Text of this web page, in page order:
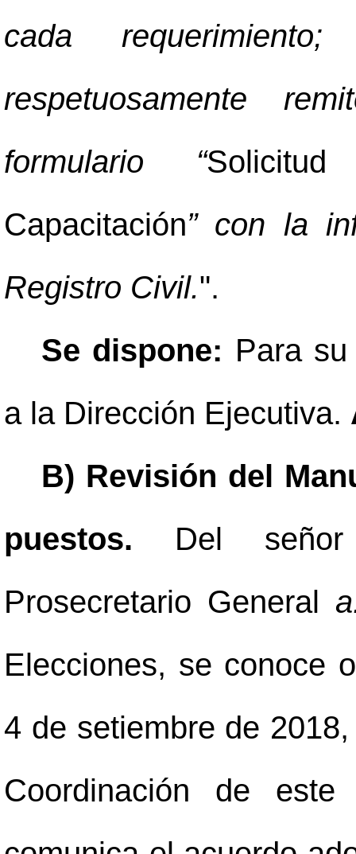
cada
respetuosamente
formulario “
Capacitación” con la
Registro Civil.".
Se dispone: Para
a la Dirección Ejecutiva.
B) Revisión del
puestos. Del
Prosecretario General
Elecciones, se conoce
4 de setiembre de
Coordinación de